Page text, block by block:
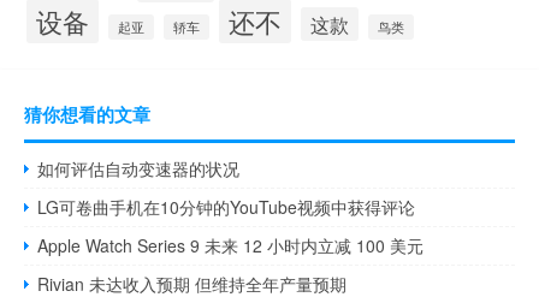
设备 起亚 轿车 还不 这款 鸟类
猜你想看的文章
如何评估自动变速器的状况
LG可卷曲手机在10分钟的YouTube视频中获得评论
Apple Watch Series 9 未来 12 小时内立减 100 美元
Rivian 未达收入预期 但维持全年产量预期